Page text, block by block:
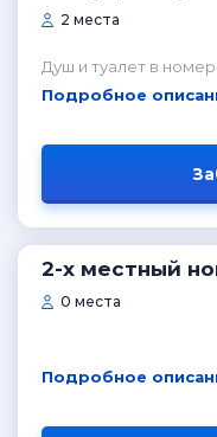
2 места
Душ и туалет в
Подробное
2-х местный
0 места
Подробное